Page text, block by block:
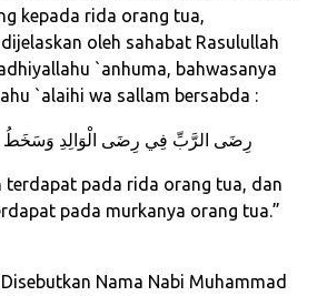
kepada rida orang tua,
oleh sahabat Rasulullah
`anhuma, bahwasanya
`alaihi wa sallam bersabda :
رِضَى الرَّبِّ فِي رِضَى الْوَالِدِ وَسَخَطُ
terdapat pada rida orang tua, dan
pada murkanya orang tua.”
Nama Nabi Muhammad